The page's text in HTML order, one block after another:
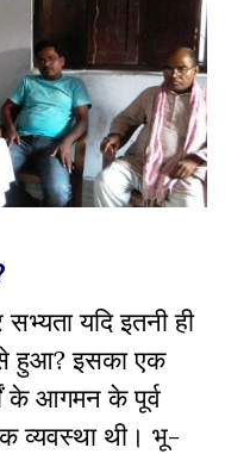
यदि इतनी ही
हुआ? इसका एक
के आगमन के पूर्व
व्यवस्था थी। भू-